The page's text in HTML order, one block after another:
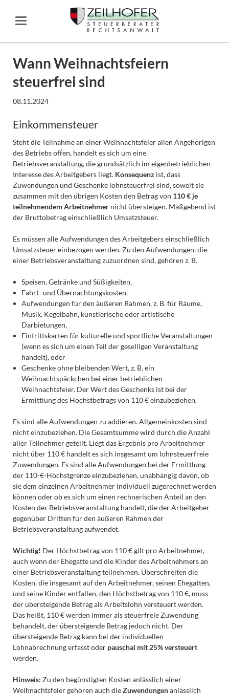
Wann Weihnachtsfeiern
steuerfrei sind
08.11.2024
Einkommensteuer
Steht die Teilnahme an einer Weihnachtsfeier allen Angehörigen
des Betriebs offen, handelt es sich um eine
Betriebsveranstaltung, die grundsätzlich im eigenbetrieblichen
Interesse des Arbeitgebers liegt. Konsequenzist, dass
Zuwendungen und Geschenke lohnsteuerfrei sind, soweit sie
zusammen mit den übrigen Kosten den Betrag von 110 € je
teilnehmendem Arbeitnehmernicht übersteigen. Maßgebend ist
der Bruttobetrag einschließlich Umsatzsteuer.
Es müssen alle Aufwendungen des Arbeitgebers einschließlich
Umsatzsteuer einbezogen werden. Zu den Aufwendungen, die
einer Betriebsveranstaltung zuzuordnen sind, gehören z. B.
Speisen, Getränke und Süßigkeiten,
Fahrt- und Übernachtungskosten,
Aufwendungen für den äußeren Rahmen, z. B. für Räume,
Musik, Kegelbahn, künstlerische oder artistische
Darbietungen,
Eintrittskarten für kulturelle und sportliche Veranstaltungen
(wenn es sich um einen Teil der geselligen Veranstaltung
handelt), oder
Geschenke ohne bleibenden Wert, z. B. ein
Weihnachtspäckchen bei einer betrieblichen
Weihnachtsfeier. Der Wert des Geschenks ist bei der
Ermittlung des Höchstbetrags von 110 € einzubeziehen.
Es sind alle Aufwendungen zu addieren. Allgemeinkosten sind
nicht einzubeziehen. Die Gesamtsumme wird durch die Anzahl
aller Teilnehmer geteilt. Liegt das Ergebnis pro Arbeitnehmer
nicht über 110 € handelt es sich insgesamt um lohnsteuerfreie
Zuwendungen. Es sind alle Aufwendungen bei der Ermittlung
der 110-€-Höchstgrenze einzubeziehen, unabhängig davon, ob
sie dem einzelnen Arbeitnehmer individuell zugerechnet werden
können oder ob es sich um einen rechnerischen Anteil an den
Kosten der Betriebsveranstaltung handelt, die der Arbeitgeber
gegenüber Dritten für den äußeren Rahmen der
Betriebsveranstaltung aufwendet.
Wichtig! Der Höchstbetrag von 110 € gilt pro Arbeitnehmer,
auch wenn der Ehegatte und die Kinder des Arbeitnehmers an
einer Betriebsveranstaltung teilnehmen. Überschreiten die
Kosten, die insgesamt auf den Arbeitnehmer, seinen Ehegatten,
und seine Kinder entfallen, den Höchstbetrag von 110 €, muss
der übersteigende Betrag als Arbeitslohn versteuert werden.
Das heißt, 110 € werden immer als steuerfreie Zuwendung
behandelt, der übersteigende Betrag jedoch nicht. Der
übersteigende Betrag kann bei der individuellen
Lohnabrechnung erfasst oder pauschal mit 25% versteuert
werden.
Hinweis: Zu den begünstigten Kosten anlässlich einer
Weihnachtsfeier gehören auch dieZuwendungenanlässlich